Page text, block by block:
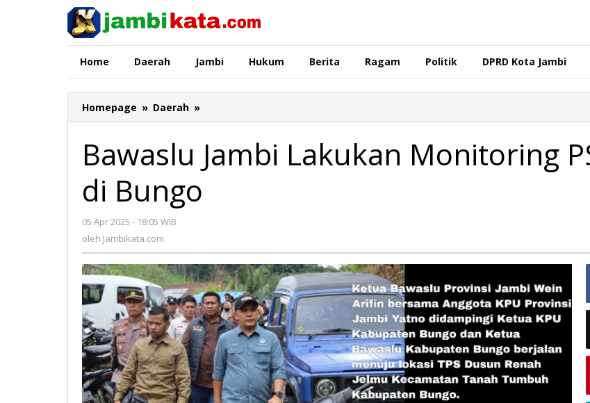
Home Daerah Jambi Hukum Berita Ragam Politik DPRD Kota Jambi
Homepage » Daerah »
Jambi
Monitoring
PSU
Bawaslu Jambi Lakukan Monitoring
di Bungo
05 Apr 2025 - 18:05 WIB
oleh Jambikata.com